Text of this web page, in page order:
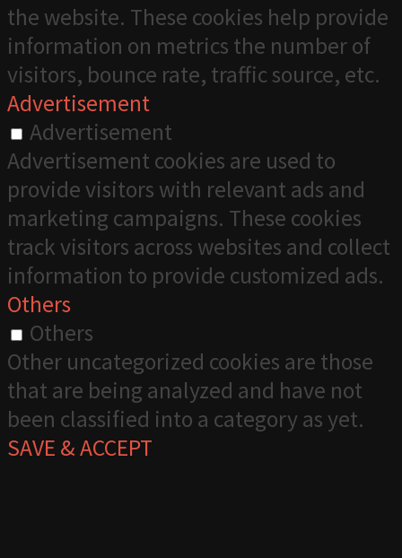
the website. These cookies help provide
information on metrics the number of
visitors, bounce rate, traffic source, etc.
Advertisement
Advertisement
Advertisement cookies are used to
provide visitors with relevant ads and
marketing campaigns. These cookies
track visitors across websites and collect
information to provide customized ads.
Others
Others
Other uncategorized cookies are those
that are being analyzed and have not
been classified into a category as yet.
SAVE & ACCEPT